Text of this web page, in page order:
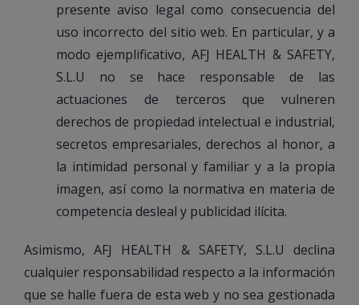
presente aviso legal como consecuencia del
uso incorrecto del sitio web. En particular, y a
modo ejemplificativo, AFJ HEALTH & SAFETY,
S.L.U no se hace responsable de las
actuaciones de terceros que vulneren
derechos de propiedad intelectual e industrial,
secretos empresariales, derechos al honor, a
la intimidad personal y familiar y a la propia
imagen, así como la normativa en materia de
competencia desleal y publicidad ilícita.
Asimismo, AFJ HEALTH & SAFETY, S.L.U declina
cualquier responsabilidad respecto a la información
que se halle fuera de esta web y no sea gestionada